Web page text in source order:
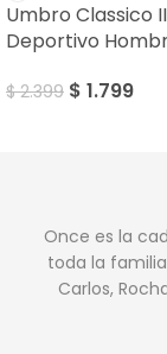
Umbro Classico
Deportivo
$2.399 $ 1.799
Once es la
toda la
Carlos,